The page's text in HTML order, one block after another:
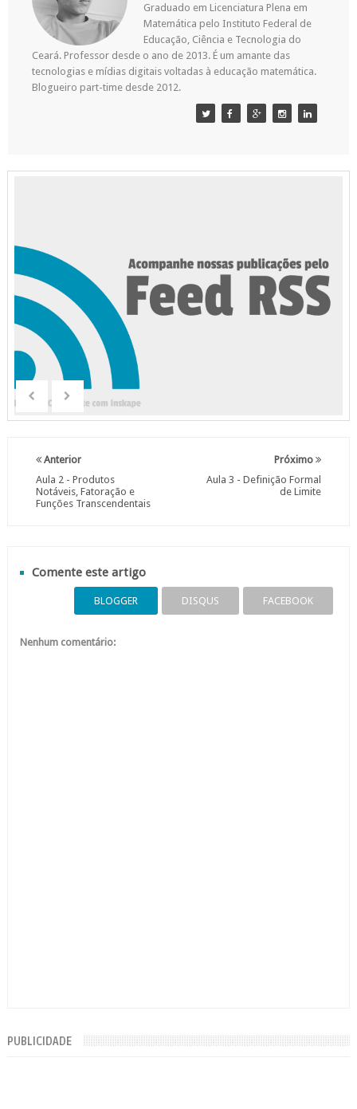
Graduado em Licenciatura Plena em
Matemática pelo Instituto Federal de
Educação, Ciência e Tecnologia do
Ceará. Professor desde o ano de 2013. É um amante das
tecnologias e mídias digitais voltadas à educação matemática.
Blogueiro part-time desde 2012.
Próximo
Aula 3 - Definição Formal
de Limite
Anterior
Aula 2 - Produtos
Notáveis, Fatoração e
Funções Transcendentais
Comente este artigo
BLOGGER DISQUS FACEBOOK
Nenhum comentário:
PUBLICIDADE